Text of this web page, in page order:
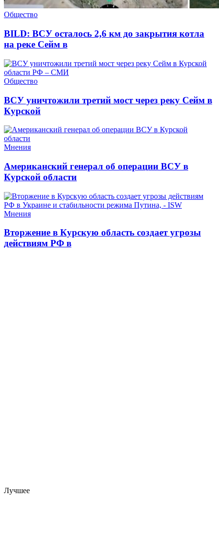
Общество
BILD: ВСУ осталось 2,6 км до закрытия котла
на реке Сейм в
Общество
ВСУ уничтожили третий мост через реку Сейм в
Курской
Мнения
Американский генерал об операции ВСУ в
Курской области
Мнения
Вторжение в Курскую область создает угрозы
действиям РФ в
Лучшее